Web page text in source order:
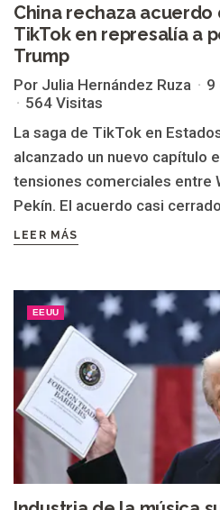
China rechaza acuerdo
TikTok en represalía a
Trump
Por Julia Hernández Ruza
9
564 Visitas
La saga de TikTok en
alcanzado un nuevo capítulo
tensiones comerciales entre
Pekín. El acuerdo casi
LEER MÁS
EEUU